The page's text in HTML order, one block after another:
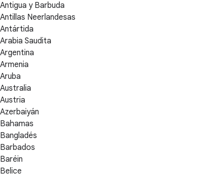
Antigua y Barbuda
Antillas Neerlandesas
Antártida
Arabia Saudita
Argentina
Armenia
Aruba
Australia
Austria
Azerbaiyán
Bahamas
Bangladés
Barbados
Baréin
Belice